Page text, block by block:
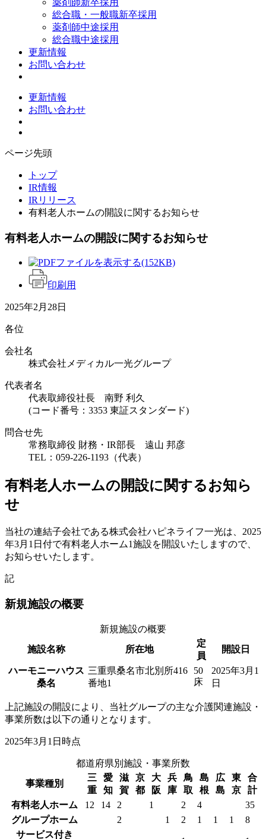
薬剤師新卒採用
総合職・一般職新卒採用
薬剤師中途採用
総合職中途採用
更新情報
お問い合わせ
更新情報
お問い合わせ
ページ先頭
トップ
IR情報
IRリリース
有料老人ホームの開設に関するお知らせ
有料老人ホームの開設に関するお知らせ
(152KB)
印刷用
2025年2月28日
各位
会社名
株式会社メディカル一光グループ
代表者名
代表取締役社長 南野 利久
(コード番号：3353 東証スタンダード)
問合せ先
常務取締役 財務・IR部長 遠山 邦彦
TEL：059-226-1193（代表）
有料老人ホームの開設に関するお知ら
せ
当社の連結子会社である株式会社ハピネライフ一光は、2025
年3月1日付で有料老人ホーム1施設を開設いたしますので、
お知らせいたします。
記
新規施設の概要
新規施設の概要
施設名称
所在地
定
員
開設日
ハーモニーハウス
桑名
三重県桑名市北別所416
番地1
50
床
2025年3月1
日
上記施設の開設により、当社グループの主な介護関連施設・
事業所数は以下の通りとなります。
2025年3月1日時点
都道府県別施設・事業所数
事業種別
三
重
愛
知
滋
賀
京
都
大
阪
兵
庫
鳥
取
島
根
広
島
東
京
合
計
有料老人ホーム
12 14 2 1 2 4
35
グループホーム
2 1 2 1 1 1
8
サービス付き